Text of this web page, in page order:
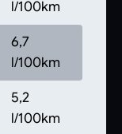
l/100km
6,7
l/100km
5,2
l/100km